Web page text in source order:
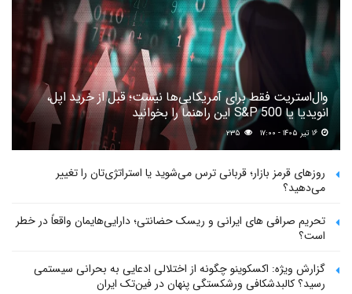
وال‌استریت فقط برای آمریکایی‌ها نیست؛ قبل از خرید اپل،
انویدیا یا S&P 500 این راهنما را بخوانید
۲۳۵
روزهای قرمز بازار؛ قربانی ترس می‌شوید یا استراتژی‌تان را تغییر
می‌دهید؟
تحریم صرافی های ایرانی و ریسک حضانتی؛ دارایی‌هایمان واقعاً در خطر
است؟
گزارش ویژه: اکسکوینو چگونه از اختلالی ادعایی به بحرانی سیستمی
رسید؟ کالبدشکافی ورشکستگی پنهان در فین‌تک ایران